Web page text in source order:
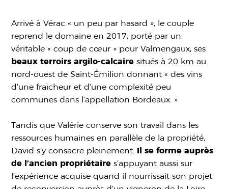
Arrivé à Vérac « un peu par hasard », le couple
reprend le domaine en 2017, porté par un
véritable « coup de cœur » pour Valmengaux, ses
beaux terroirs argilo-calcaire situés à 20 km au
nord-ouest de Saint-Émilion donnant « des vins
d’une fraîcheur et d’une complexité peu
communes dans l’appellation Bordeaux. »
Tandis que Valérie conserve son travail dans les
ressources humaines en parallèle de la propriété,
David s’y consacre pleinement. Il se forme auprès
de l’ancien propriétaire s’appuyant aussi sur
l’expérience acquise quand il nourrissait son projet